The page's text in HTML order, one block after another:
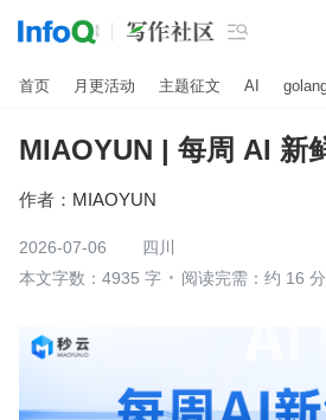

首页 月更活动 主题征文 AI
MIAOYUN | 每周 AI 新
作者： MIAOYUN
2026-07-06
四川
本文字数：4935 字
阅读完需：约 16